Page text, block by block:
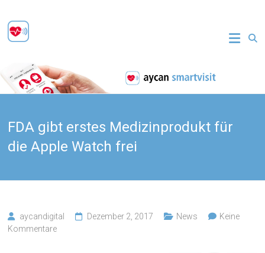
Inhalt
springen
aycan
smartvisit
Sichere
Patientenkommunikation
FDA gibt erstes Medizinprodukt für
die Apple Watch frei
aycandigital Dezember 2, 2017 News
Keine
Kommentare